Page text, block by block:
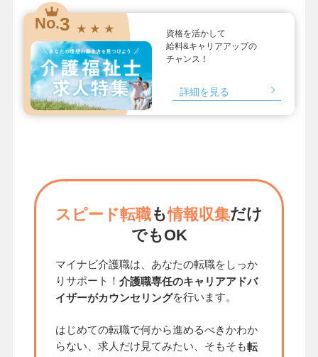
No.3 ★ ★ ★
資格を活かして
給料&キャリアアップの
チャンス！
詳細を見る
スピード転職も情報収集だけ
でもOK
マイナビ介護職は、あなたの転職をしっか
りサポート！ 介護職専任のキャリアアドバ
イザーがカウンセリングを行います。
はじめての転職で何から進めるべきかわか
らない、求人だけ見てみたい、そもそも転